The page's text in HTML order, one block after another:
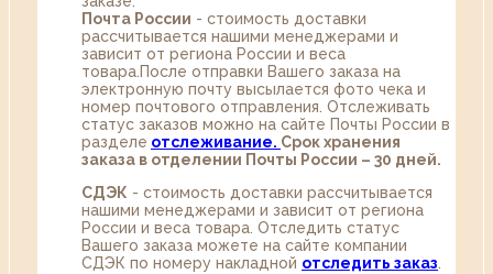
Почта России - стоимость доставки
рассчитывается нашими менеджерами и
зависит от региона России и веса
товара.После отправки Вашего заказа на
электронную почту высылается фото чека и
номер почтового отправления. Отслеживать
статус заказов можно на сайте Почты России в
разделе oтслеживание. Срок хранения
заказа в отделении Почты России – 30 дней.
СДЭК - стоимость доставки рассчитывается
нашими менеджерами и зависит от региона
России и веса товара. Отследить статус
Вашего заказа можете на сайте компании
СДЭК по номеру накладной отследить заказ